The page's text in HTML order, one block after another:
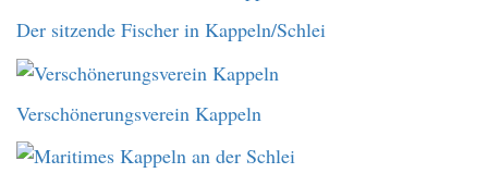
Der sitzende Fischer in Kappeln/Schlei
Verschönerungsverein Kappeln